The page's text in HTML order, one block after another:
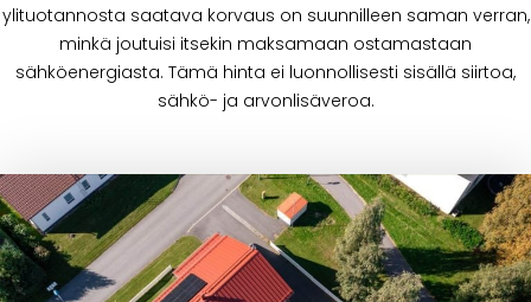
ylituotannosta saatava korvaus on suunnilleen saman verran,
minkä joutuisi itsekin maksamaan ostamastaan
sähköenergiasta. Tämä hinta ei luonnollisesti sisällä siirtoa,
sähkö- ja arvonlisäveroa.